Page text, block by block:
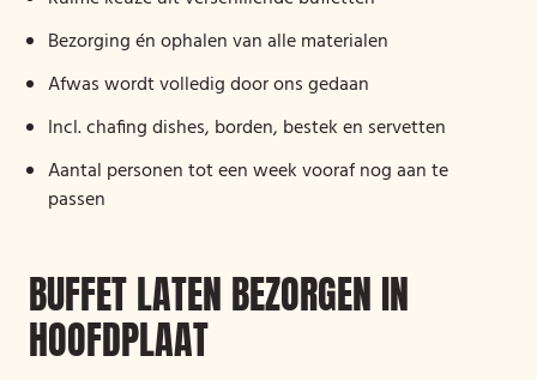
Bezorging én ophalen van alle materialen
Afwas wordt volledig door ons gedaan
Incl. chafing dishes, borden, bestek en servetten
Aantal personen tot een week vooraf nog aan te
passen
BUFFET LATEN BEZORGEN IN
HOOFDPLAAT